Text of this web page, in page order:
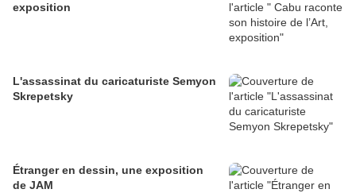
exposition
L'assassinat du caricaturiste Semyon
Skrepetsky
Étranger en dessin, une exposition
de JAM